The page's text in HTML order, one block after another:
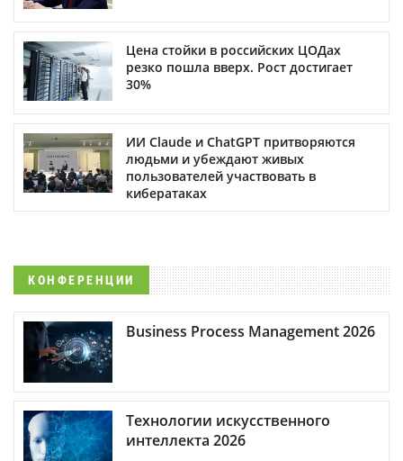
Цена стойки в российских ЦОДах
резко пошла вверх. Рост достигает
30%
ИИ Claude и ChatGPT притворяются
людьми и убеждают живых
пользователей участвовать в
кибератаках
КОНФЕРЕНЦИИ
Business Process Management 2026
Технологии искусственного
интеллекта 2026